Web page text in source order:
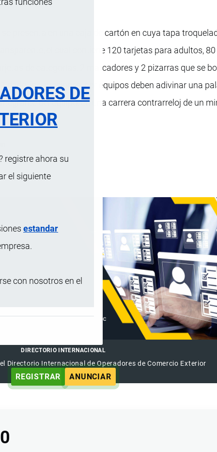
DE
registre ahora su
el siguiente
estandar
con nosotros en el
se presenta en una caja de cartón en cuya tapa
el cual contiene 120 tarjetas para adultos,
de categorías, 2 marcadores y 2 pizarras que se
dado, instrucciones, por equipos deben adivinar una
del equipo, en una carrera contrarreloj de un
de 8 años.
DIRECTORIO INTERNACIONAL
Directorio Internacional de Operadores de Comercio Exterior
REGISTRAR ANUNCIAR